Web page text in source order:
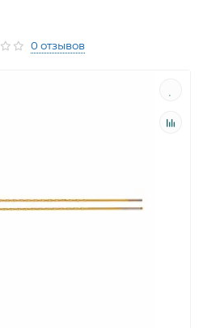
0 отзывов